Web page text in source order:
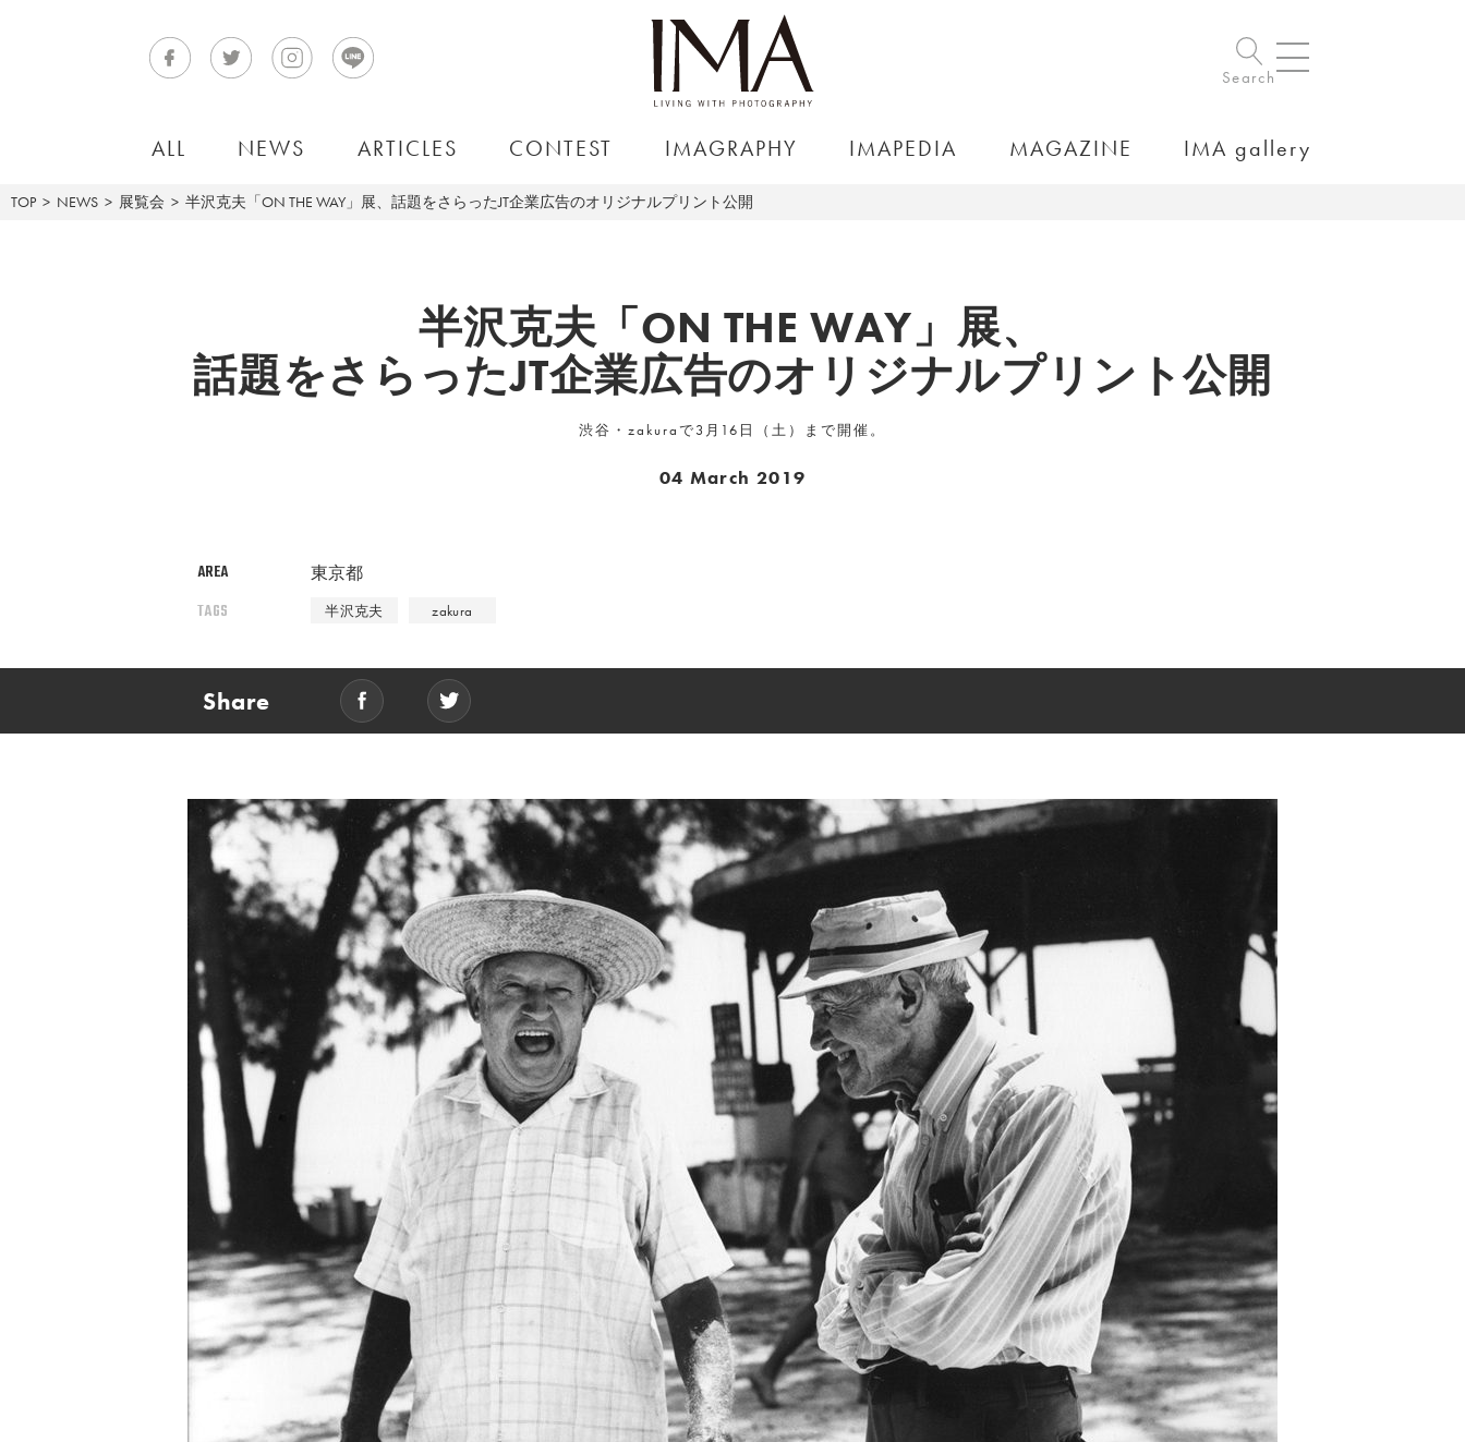
Search
ALL NEWS ARTICLES CONTEST IMAGRAPHY IMAPEDIA MAGAZINE IMA gallery
TOP NEWS 展覧会 半沢克夫「ON THE WAY」展、話題をさらったJT企業広告のオリジナルプリント公開
半沢克夫「ON THE WAY」展、
話題をさらったJT企業広告のオリジナルプリント公開
渋谷・zakuraで3月16日（土）まで開催。
04 March 2019
AREA 東京都
TAGS 半沢克夫 zakura
Share